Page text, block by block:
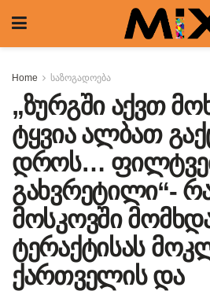
Home საზოგადოება
„ზურგში აქვთ
ტყვია ალბათ
დროს…
გახვრეტილი“-
მოსკოვში
ტერაქტისას
ქართველის და